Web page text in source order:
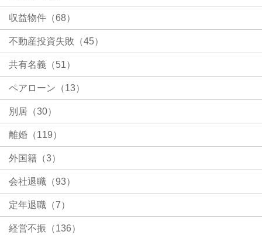
収益物件（68）
不動産投資失敗（45）
共有名義（51）
ペアローン（13）
別居（30）
離婚（119）
外国籍（3）
会社退職（93）
定年退職（7）
経営不振（136）